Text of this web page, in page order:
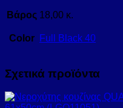
Βάρος 18,00 κ.
Color Full Black 40
Σχετικά προϊόντα